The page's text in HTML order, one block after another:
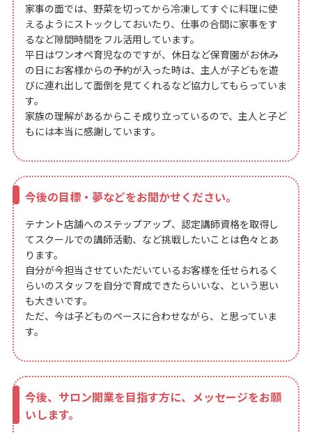
家事の面では、野菜を切ってから冷凍してすぐに料理に使
えるようにストックしておいたり、仕事の合間に家事をす
るなど隙間時間をフル活用しています。
平日はワンオペ育児なのですが、休日など保育園がお休み
の日にお客様からの予約が入った時は、主人が子どもを遊
びに連れ出して面倒を見てくれるなど協力してもらっていま
す。
家族の理解があるからこそ成り立っているので、主人と子ど
もには本当に感謝しています。
今後の目標・夢などをお聞かせください。
テナント店舗へのステップアップ、認定講師資格を取得し
てスクールでの講師活動、など挑戦したいことは色々とあ
ります。
自分が今担当させていただいているお客様を任せられるく
らいのスタッフを自分で育成できたらいいな、という思い
も大きいです。
ただ、今は子どものペースに合わせながら、と思っていま
す。
今後、サロン開業を目指す方に、メッセージをお願
いします。